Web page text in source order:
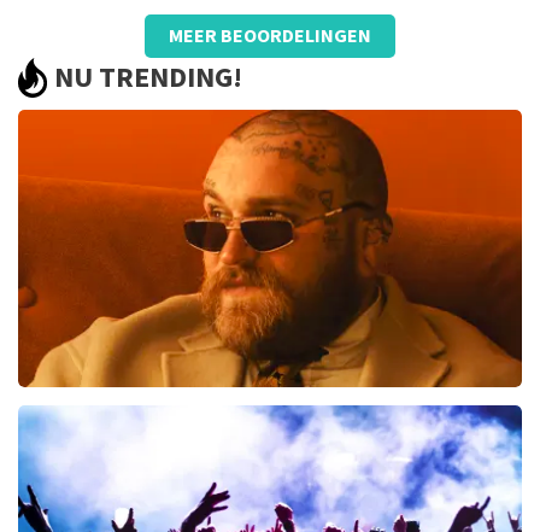
Beoordeling van karel Schmidt overTopTicketShop
Goed
Jammer dat wij de plaatsen niet uit konden zoeken
MEER BEOORDELINGEN
NU TRENDING!
Teddy Swims
BESTEL NU